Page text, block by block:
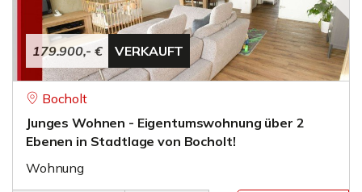
179.900,- € VERKAUFT
Bocholt
Junges Wohnen - Eigentumswohnung über 2
Ebenen in Stadtlage von Bocholt!
Wohnung